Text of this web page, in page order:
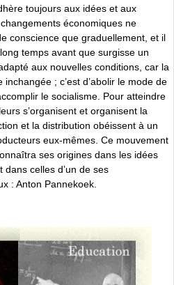
toujours aux idées et aux
économiques ne
conscience que graduellement, et il
temps avant que surgisse un
aux nouvelles conditions, car la
; c’est d’abolir le mode de
le socialisme. Pour atteindre
s’organisent et organisent la
et la distribution obéissent à un
eux-mêmes. Ce mouvement
ses origines dans les idées
celles d’un de ses
: Anton Pannekoek.